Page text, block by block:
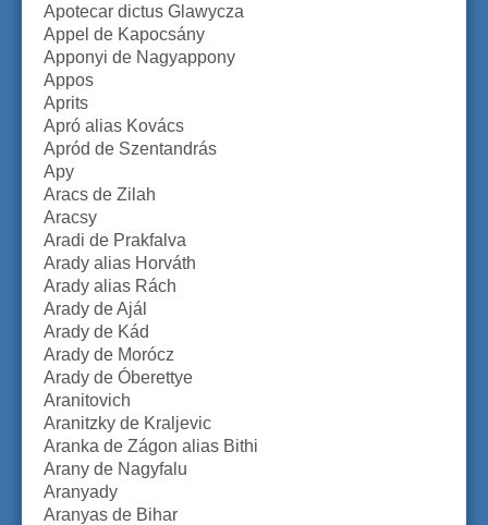
Apotecar dictus Glawycza
Appel de Kapocsány
Apponyi de Nagyappony
Appos
Aprits
Apró alias Kovács
Apród de Szentandrás
Apy
Aracs de Zilah
Aracsy
Aradi de Prakfalva
Arady alias Horváth
Arady alias Rách
Arady de Ajál
Arady de Kád
Arady de Morócz
Arady de Óberettye
Aranitovich
Aranitzky de Kraljevic
Aranka de Zágon alias Bithi
Arany de Nagyfalu
Aranyady
Aranyas de Bihar